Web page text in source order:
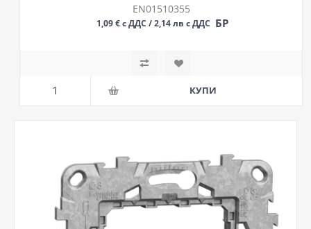
EN01510355
1,09 € с ДДС / 2,14 лв с ДДС БР